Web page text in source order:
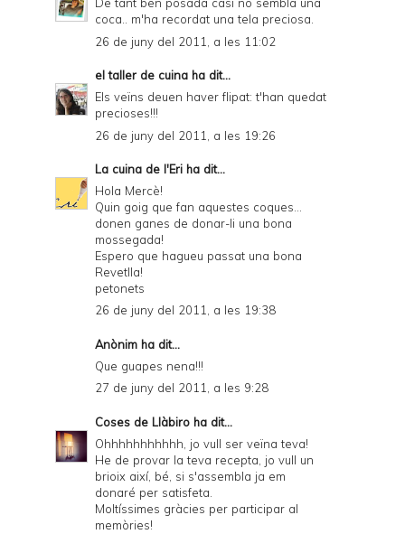
coca.. m'ha recordat una tela preciosa.
26 de juny del 2011, a les 11:02
el taller de cuina ha dit...
Els veïns deuen haver flipat: t'han quedat
precioses!!!
26 de juny del 2011, a les 19:26
La cuina de l'Eri ha dit...
Hola Mercè!
Quin goig que fan aquestes coques...
donen ganes de donar-li una bona
mossegada!
Espero que hagueu passat una bona
Revetlla!
petonets
26 de juny del 2011, a les 19:38
Anònim ha dit...
Que guapes nena!!!
27 de juny del 2011, a les 9:28
Coses de Llàbiro ha dit...
Ohhhhhhhhhhh, jo vull ser veïna teva!
He de provar la teva recepta, jo vull un
brioix així, bé, si s'assembla ja em
donaré per satisfeta.
Moltíssimes gràcies per participar al
memòries!